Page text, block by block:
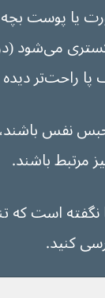
یا پوست
پریده،
دیده شود)
نگفته است
کنید.